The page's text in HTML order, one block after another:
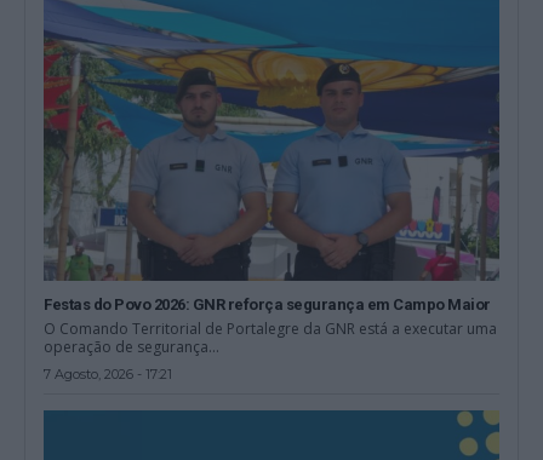
Festas do Povo 2026: GNR reforça segurança em Campo Maior
O Comando Territorial de Portalegre da GNR está a executar uma
operação de segurança...
7 Agosto, 2026 - 17:21